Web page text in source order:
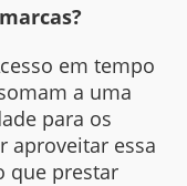
em tempo
a uma
para os
aproveitar essa
que prestar